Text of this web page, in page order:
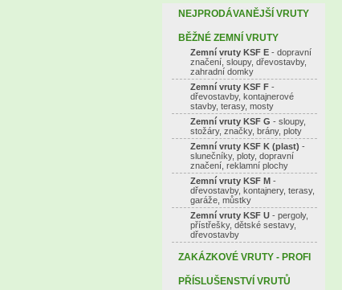
NEJPRODÁVANĚJŠÍ VRUTY
BĚŽNÉ ZEMNÍ VRUTY
Zemní vruty KSF E- dopravní
značení, sloupy, dřevostavby,
zahradní domky
Zemní vruty KSF F-
dřevostavby, kontajnerové
stavby, terasy, mosty
Zemní vruty KSF G - sloupy,
stožáry, značky, brány, ploty
Zemní vruty KSF K (plast) -
slunečníky, ploty, dopravní
značení, reklamní plochy
Zemní vruty KSF M-
dřevostavby, kontajnery, terasy,
garáže, můstky
Zemní vruty KSF U- pergoly,
přístřešky, dětské sestavy,
dřevostavby
ZAKÁZKOVÉ VRUTY - PROFI
PŘÍSLUŠENSTVÍ VRUTŮ